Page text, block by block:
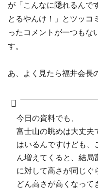
が「こんなに隠れるんで
とるやんけ！」とツッコ
ったコメントが一つもな
す。
あ、よく見たら福井会長
今日の資料でも、
富士山の眺めは大丈夫
はいるんですけども、
ん増えてくると、結局
に対して高さが同じぐ
どん高さが高くなって